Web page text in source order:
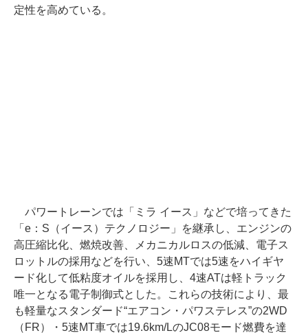
定性を高めている。
パワートレーンでは「ミラ イース」などで培ってきた
「e：S（イース）テクノロジー」を継承し、エンジンの
高圧縮比化、燃焼改善、メカニカルロスの低減、電子ス
ロットルの採用などを行い、5速MTでは5速をハイギヤ
ード化して低粘度オイルを採用し、4速ATは軽トラック
唯一となる電子制御式とした。これらの技術により、最
も軽量なスタンダード“エアコン・パワステレス”の2WD
（FR）・5速MT車では19.6km/LのJC08モード燃費を達